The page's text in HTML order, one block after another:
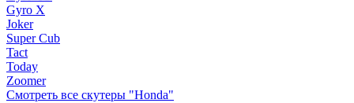
Gyro X
Joker
Super Cub
Tact
Today
Zoomer
Смотреть все скутеры "Honda"